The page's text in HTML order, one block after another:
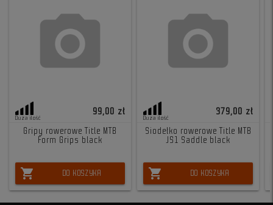
Duża ilość
99,00 zł
Gripy rowerowe Title MTB
Form Grips black
shopping_cart DO KOSZYKA
Duża ilość
379,00 zł
Siodełko rowerowe Title MTB
JS1 Saddle black
shopping_cart DO KOSZYKA